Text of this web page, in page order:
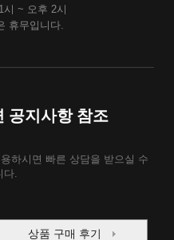
시 ~ 오후 2시
휴무입니다.
공지사항 참조
하시면 빠른 상담을 받으실 수
다.
상품 구매 후기